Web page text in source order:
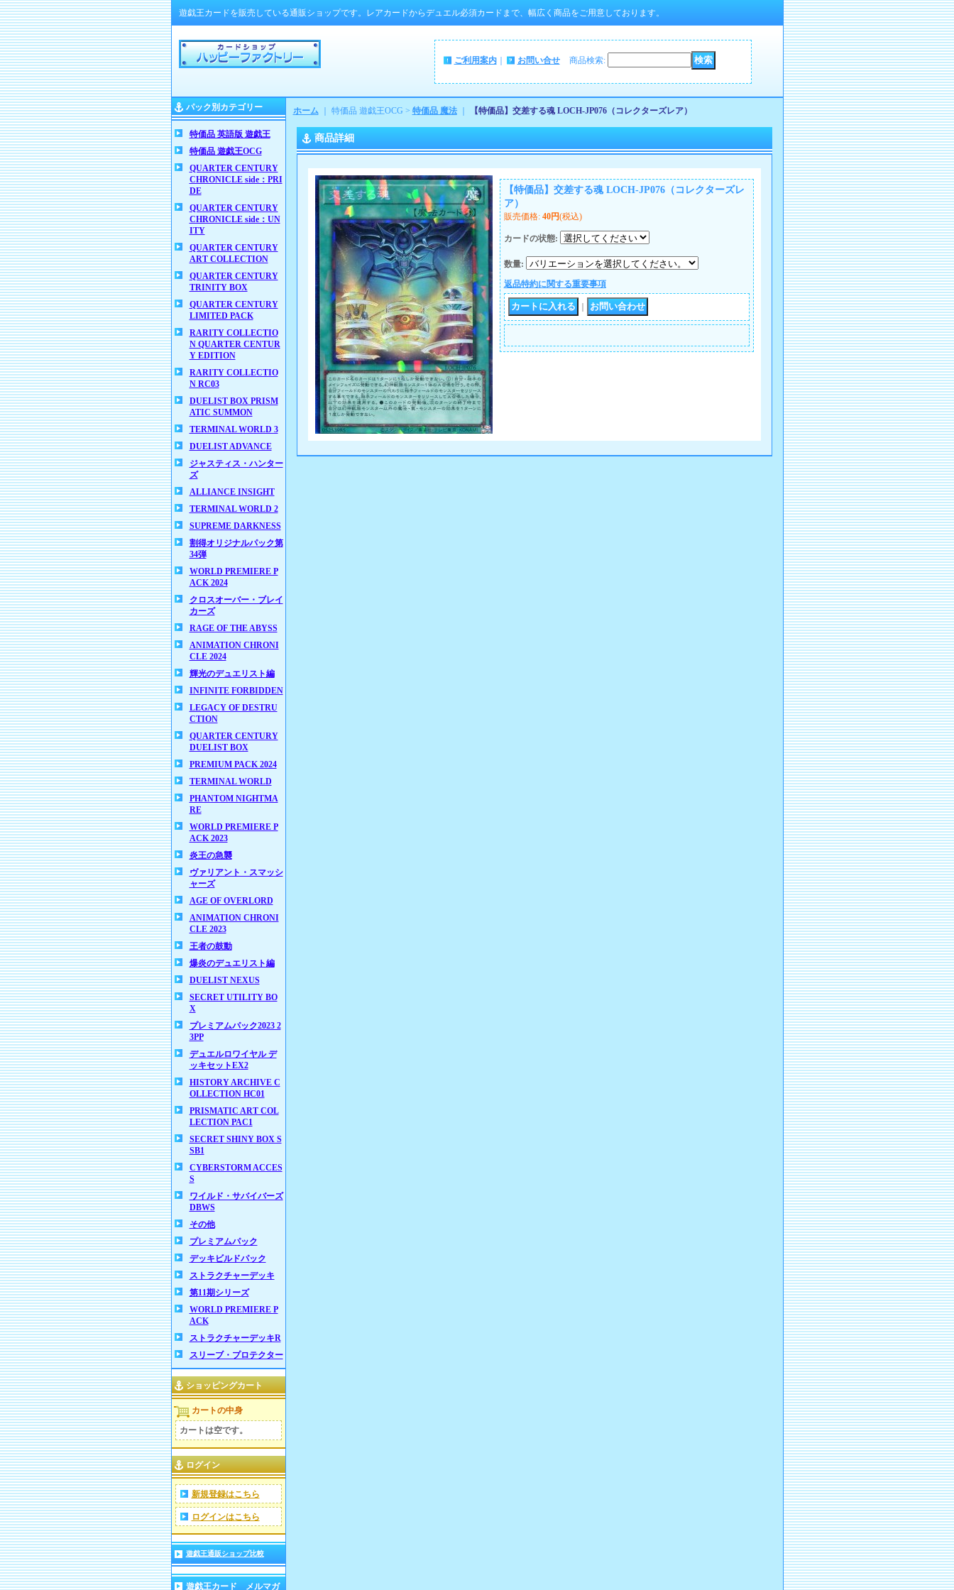
遊戯王カードを販売している通販ショップです。レアカードからデュエル必須カードまで、幅広く商品をご用意しております。
ご利用案内｜ お問い合せ 商品検索:
パック別カテゴリー
特価品 英語版 遊戯王
特価品 遊戯王OCG
QUARTER CENTURY
CHRONICLE side：PRI
DE
QUARTER CENTURY
CHRONICLE side：UN
ITY
QUARTER CENTURY
ART COLLECTION
QUARTER CENTURY
TRINITY BOX
QUARTER CENTURY
LIMITED PACK
RARITY COLLECTIO
N QUARTER CENTUR
Y EDITION
RARITY COLLECTIO
N RC03
DUELIST BOX PRISM
ATIC SUMMON
TERMINAL WORLD 3
DUELIST ADVANCE
ジャスティス・ハンター
ズ
ALLIANCE INSIGHT
TERMINAL WORLD 2
SUPREME DARKNESS
割得オリジナルパック第
34弾
WORLD PREMIERE P
ACK 2024
クロスオーバー・ブレイ
カーズ
RAGE OF THE ABYSS
ANIMATION CHRONI
CLE 2024
輝光のデュエリスト編
INFINITE FORBIDDEN
LEGACY OF DESTRU
CTION
QUARTER CENTURY
DUELIST BOX
PREMIUM PACK 2024
TERMINAL WORLD
PHANTOM NIGHTMA
RE
WORLD PREMIERE P
ACK 2023
炎王の急襲
ヴァリアント・スマッシ
ャーズ
AGE OF OVERLORD
ANIMATION CHRONI
CLE 2023
王者の鼓動
爆炎のデュエリスト編
DUELIST NEXUS
SECRET UTILITY BO
X
プレミアムパック2023 2
3PP
デュエルロワイヤル デ
ッキセットEX2
HISTORY ARCHIVE C
OLLECTION HC01
PRISMATIC ART COL
LECTION PAC1
SECRET SHINY BOX S
SB1
CYBERSTORM ACCES
S
ワイルド・サバイバーズ
DBWS
その他
プレミアムパック
デッキビルドパック
ストラクチャーデッキ
第11期シリーズ
WORLD PREMIERE P
ACK
ストラクチャーデッキR
スリーブ・プロテクター
ショッピングカート
カートの中身
カートは空です。
ログイン
新規登録はこちら
ログインはこちら
遊戯王通販ショップ比較
遊戯王カード メルマガ
ホーム｜ 特価品 遊戯王OCG > 特価品 魔法｜ 【特価品】交差する魂 LOCH-JP076（コレクターズレア）
商品詳細
【特価品】交差する魂 LOCH-JP076（コレクターズレ
ア）
販売価格: 40円(税込)
カードの状態:
数量:
返品特約に関する重要事項